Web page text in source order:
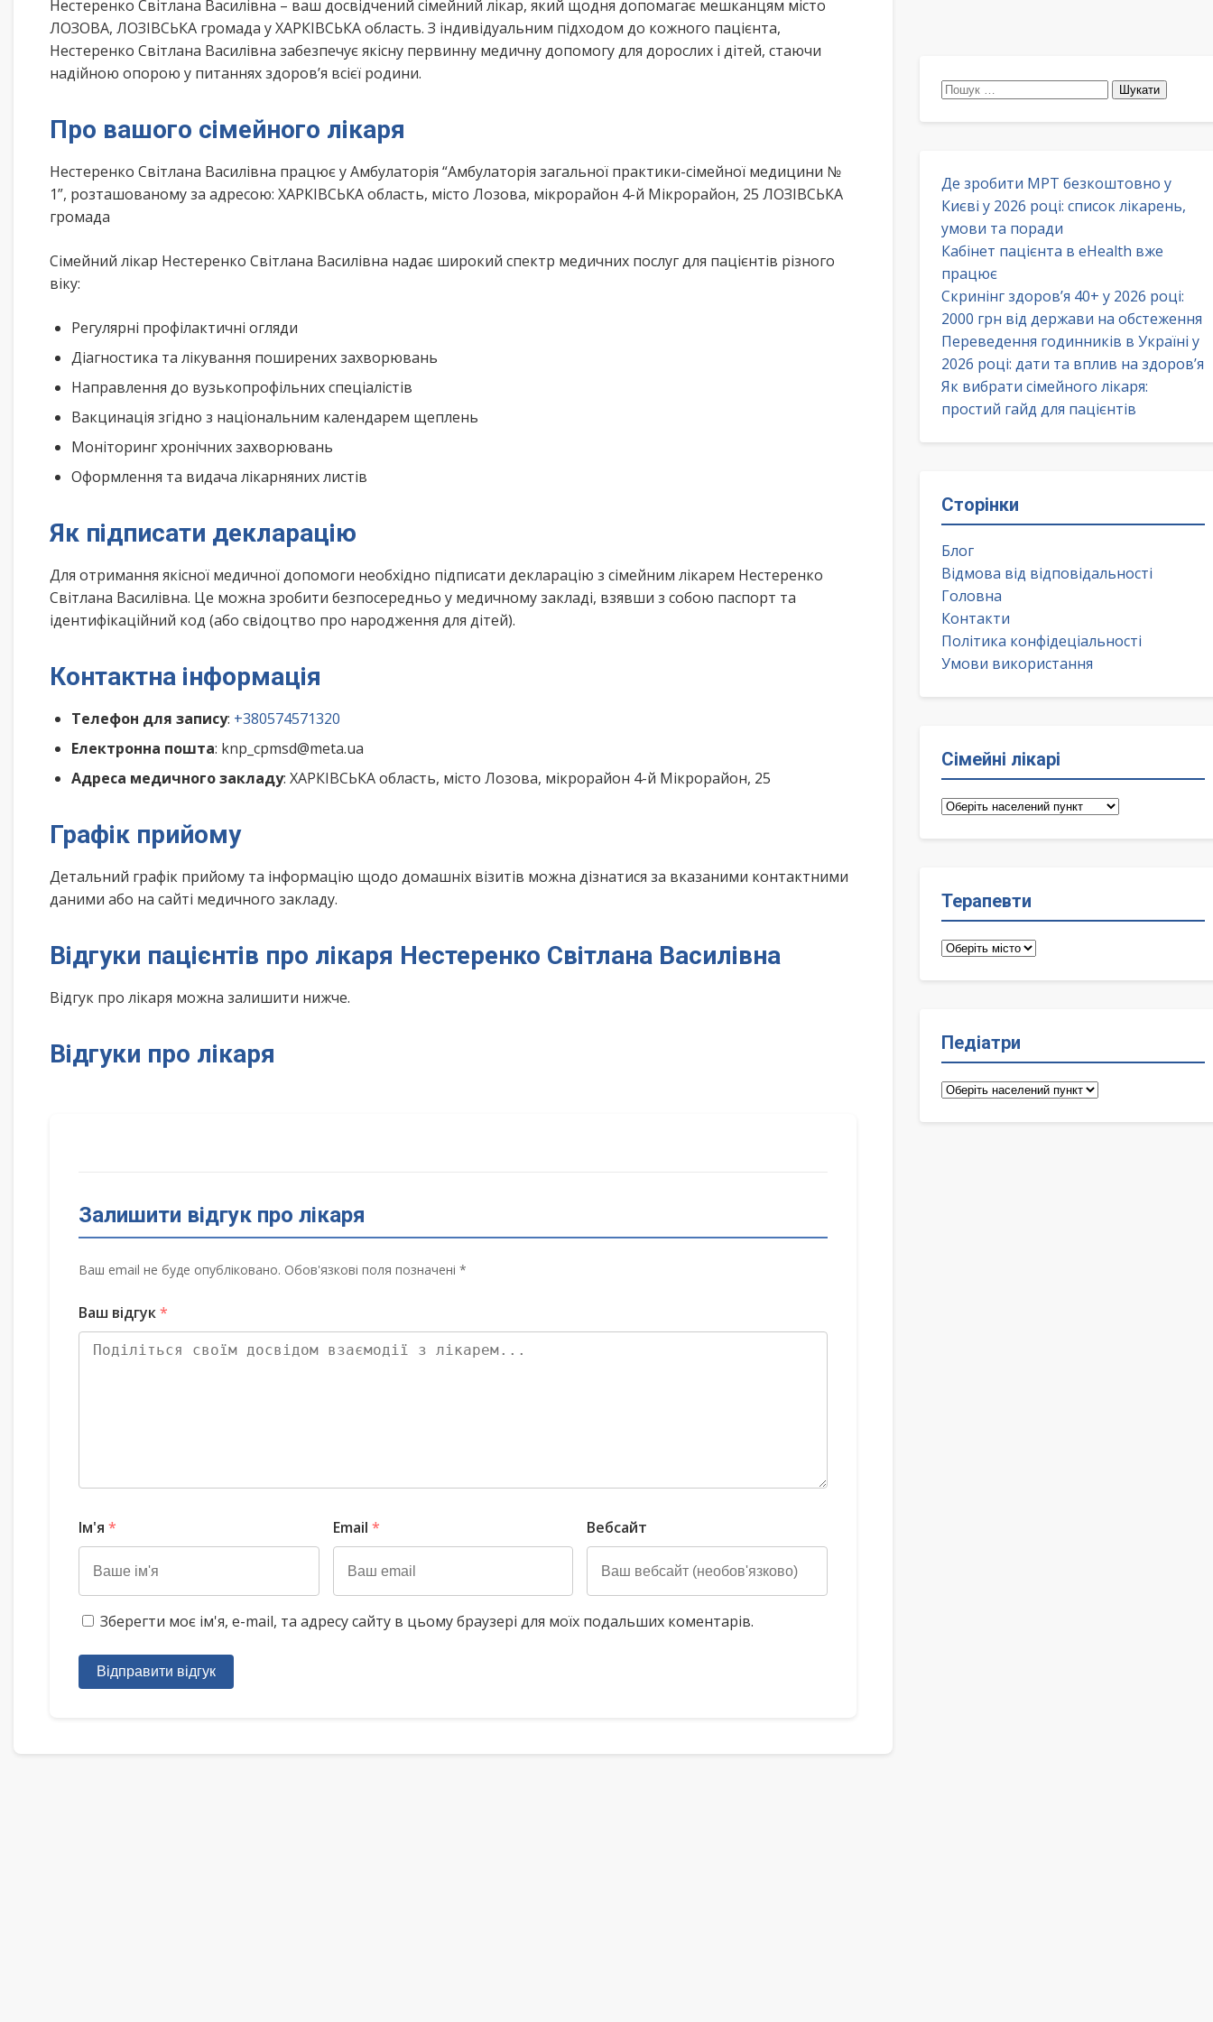
Нестеренко Світлана Василівна – ваш досвідчений сімейний лікар, який щодня допомагає мешканцям місто
ЛОЗОВА, ЛОЗІВСЬКА громада у ХАРКІВСЬКА область. З індивідуальним підходом до кожного пацієнта,
Нестеренко Світлана Василівна забезпечує якісну первинну медичну допомогу для дорослих і дітей, стаючи
надійною опорою у питаннях здоров’я всієї родини.
Про вашого сімейного лікаря
Нестеренко Світлана Василівна працює у Амбулаторія “Амбулаторія загальної практики-сімейної медицини №
1”, розташованому за адресою: ХАРКІВСЬКА область, місто Лозова, мікрорайон 4-й Мікрорайон, 25 ЛОЗІВСЬКА
громада
Сімейний лікар Нестеренко Світлана Василівна надає широкий спектр медичних послуг для пацієнтів різного
віку:
Регулярні профілактичні огляди
Діагностика та лікування поширених захворювань
Направлення до вузькопрофільних спеціалістів
Вакцинація згідно з національним календарем щеплень
Моніторинг хронічних захворювань
Оформлення та видача лікарняних листів
Як підписати декларацію
Для отримання якісної медичної допомоги необхідно підписати декларацію з сімейним лікарем Нестеренко
Світлана Василівна. Це можна зробити безпосередньо у медичному закладі, взявши з собою паспорт та
ідентифікаційний код (або свідоцтво про народження для дітей).
Контактна інформація
Телефон для запису: +380574571320
Електронна пошта: knp_cpmsd@meta.ua
Адреса медичного закладу: ХАРКІВСЬКА область, місто Лозова, мікрорайон 4-й Мікрорайон, 25
Графік прийому
Детальний графік прийому та інформацію щодо домашніх візитів можна дізнатися за вказаними контактними
даними або на сайті медичного закладу.
Відгуки пацієнтів про лікаря Нестеренко Світлана Василівна
Відгук про лікаря можна залишити нижче.
Відгуки про лікаря
Залишити відгук про лікаря
Ваш email не буде опубліковано. Обов'язкові поля позначені *
Ваш відгук*
Ім'я * Email * Вебсайт
Зберегти моє ім'я, e-mail, та адресу сайту в цьому браузері для моїх подальших коментарів.
Відправити відгук
Пошук:
Де зробити МРТ безкоштовно у
Києві у 2026 році: список лікарень,
умови та поради
Кабінет пацієнта в eHealth вже
працює
Скринінг здоров’я 40+ у 2026 році:
2000 грн від держави на обстеження
Переведення годинників в Україні у
2026 році: дати та вплив на здоров’я
Як вибрати сімейного лікаря:
простий гайд для пацієнтів
Сторінки
Блог
Відмова від відповідальності
Головна
Контакти
Політика конфідеціальності
Умови використання
Сімейні лікарі
Сімейні
Терапевти
Терапевти
Педіатри
Педіатри